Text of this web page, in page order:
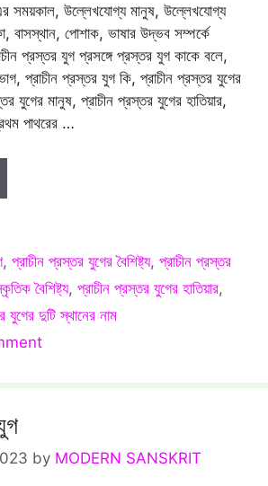
সময়কাল, উল্লেখযোগ্য মানুষ, উল্লেখযোগ্য
বাসস্থান, পোশাক, ভাষার উদ্ভব সম্পর্কে
প্রস্তর যুগ প্রসঙ্গে প্রস্তর যুগ কাকে বলে,
প্রাচীন প্রস্তর যুগ কি, প্রাচীন প্রস্তর যুগের
যুগের মানুষ, প্রাচীন প্রস্তর যুগের হাতিয়ার,
পাথরের …
,প্রাচীন প্রস্তর যুগের বৈশিষ্ট্য,প্রাচীন প্রস্তর
বৈশিষ্ট্য, প্রাচীন প্রস্তর যুগের হাতিয়ার,
যুগের দুটি স্থানের নাম
by MODERN SANSKRIT